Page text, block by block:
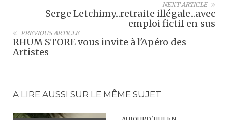
NEXT ARTICLE
Serge Letchimy...retraite illégale...avec
emploi fictif en sus
PREVIOUS ARTICLE
RHUM STORE vous invite à l'Apéro des
Artistes
A LIRE AUSSI SUR LE MÊME SUJET